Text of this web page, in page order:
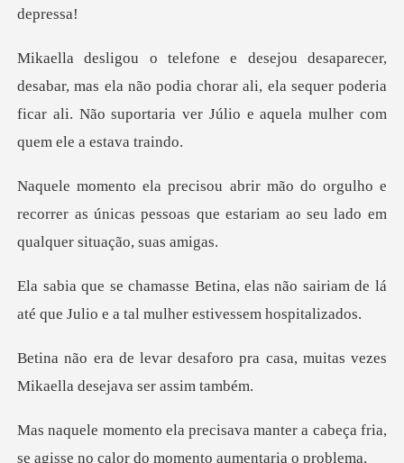
ela não podia chorar ali, ela sequer poderia
ficar ali. Não sup
lho e
recorrer as únicas pessoas que estariam
s não sairiam de lá
até que Julio e a
ro pra casa, muitas vezes
Mika
nter a cabeça fria,
se agisse no cal